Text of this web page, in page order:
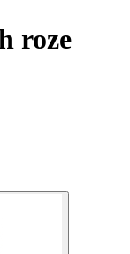
roze